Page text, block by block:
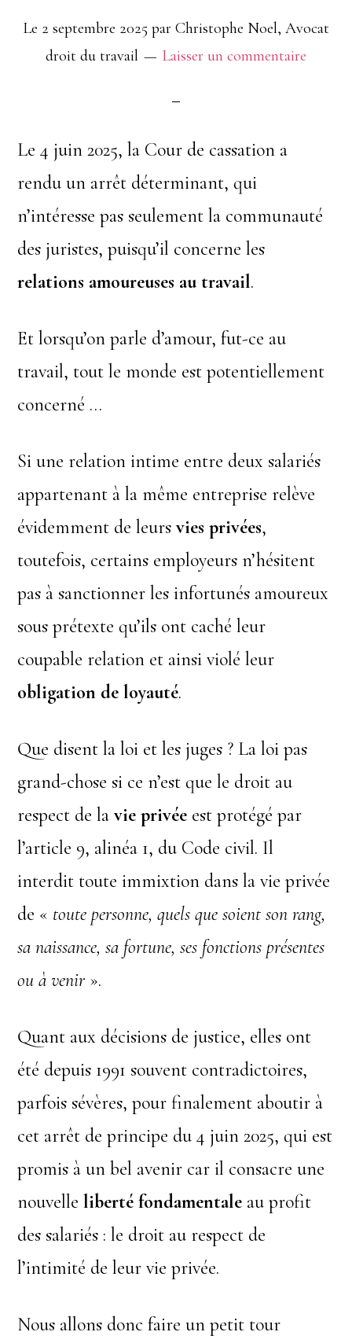
Le 2 septembre 2025 par Christophe Noel, Avocat
droit du travail
Laisser un commentaire
Le 4 juin 2025, la Cour de cassation a
rendu un arrêt déterminant, qui
n’intéresse pas seulement la communauté
des juristes, puisqu’il concerne les
relations amoureuses au travail.
Et lorsqu’on parle d’amour, fut-ce au
travail, tout le monde est potentiellement
concerné …
Si une relation intime entre deux salariés
appartenant à la même entreprise relève
évidemment de leursvies privées,
toutefois, certains employeurs n’hésitent
pas à sanctionner les infortunés amoureux
sous prétexte qu’ils ont caché leur
coupable relation et ainsi violé leur
obligation de loyauté.
Que disent la loi et les juges ? La loi pas
grand-chose si ce n’est que le droit au
respect de lavie privée est protégé par
l’article 9, alinéa 1, du Code civil. Il
interdit toute immixtion dans la vie privée
de « toute personne, quels que soient son rang,
sa naissance, sa fortune, ses fonctions présentes
ou à venir».
Quant aux décisions de justice, elles ont
été depuis 1991 souvent contradictoires,
parfois sévères, pour finalement aboutir à
cet arrêt de principe du 4 juin 2025, qui est
promis à un bel avenir car il consacre une
nouvelleliberté fondamentale au profit
des salariés : le droit au respect de
l’intimité de leur vie privée.
Nous allons donc faire un petit tour